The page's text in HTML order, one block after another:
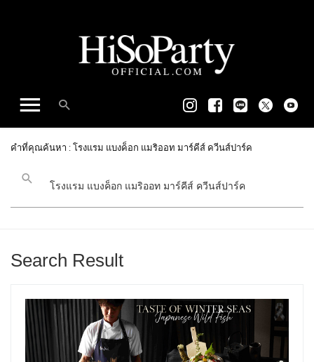
คำที่คุณค้นหา : โรงแรม แบงค็อก แมริออท มาร์คีส์ ควีนส์ปาร์ค
Search Result